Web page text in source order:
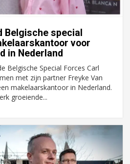
special
voor
in Nederland
Belgische Special Forces Carl
met zijn partner Freyke Van
makelaarskantoor in Nederland.
groeiende...